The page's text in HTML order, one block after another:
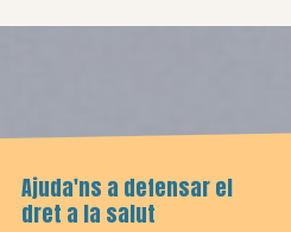
Ajuda'ns a defensar el
dret a la salut